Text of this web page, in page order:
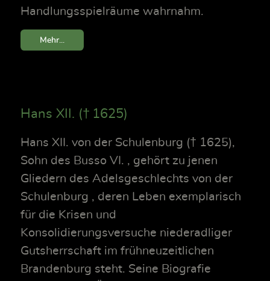
Handlungsspielräume wahrnahm.
Mehr...
Hans XII. († 1625)
Hans XII. von der Schulenburg († 1625),
Sohn des Busso VI. , gehört zu jenen
Gliedern des Adelsgeschlechts von der
Schulenburg , deren Leben exemplarisch
für die Krisen und
Konsolidierungsversuche niederadliger
Gutsherrschaft im frühneuzeitlichen
Brandenburg steht. Seine Biografie